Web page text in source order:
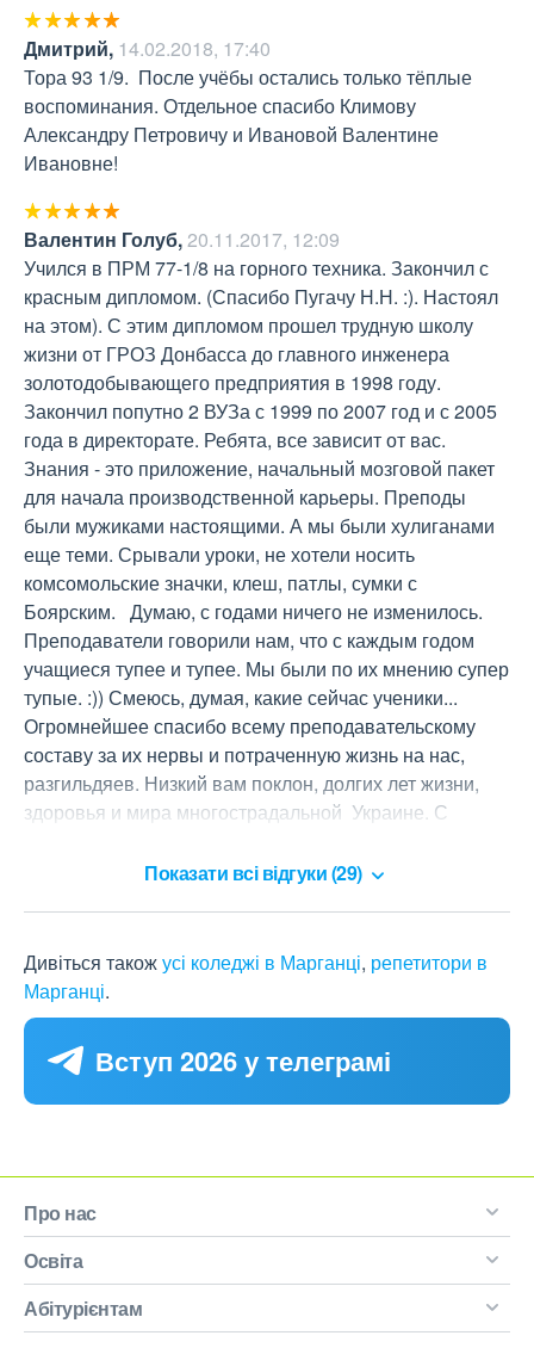
Дмитрий, 14.02.2018, 17:40
Тора 93 1/9.  После учёбы остались только тёплые
воспоминания. Отдельное спасибо Климову
Александру Петровичу и Ивановой Валентине
Ивановне!
Валентин Голуб,20.11.2017, 12:09
Учился в ПРМ 77-1/8 на горного техника. Закончил с
красным дипломом. (Спасибо Пугачу Н.Н. :). Настоял
на этом). С этим дипломом прошел трудную школу
жизни от ГРОЗ Донбасса до главного инженера
золотодобывающего предприятия в 1998 году.
Закончил попутно 2 ВУЗа с 1999 по 2007 год и с 2005
года в директорате. Ребята, все зависит от вас.
Знания - это приложение, начальный мозговой пакет
для начала производственной карьеры. Преподы
были мужиками настоящими. А мы были хулиганами
еще теми. Срывали уроки, не хотели носить
комсомольские значки, клеш, патлы, сумки с
Боярским.   Думаю, с годами ничего не изменилось.
Преподаватели говорили нам, что с каждым годом
учащиеся тупее и тупее. Мы были по их мнению супер
тупые. :)) Смеюсь, думая, какие сейчас ученики...
Огромнейшее спасибо всему преподавательскому
составу за их нервы и потраченную жизнь на нас,
разгильдяев. Низкий вам поклон, долгих лет жизни,
здоровья и мира многострадальной  Украине. С
Показати всі відгуки (29)
Дивіться такожусі коледжі в Марганці, репетитори в
Марганці.
Вступ 2026 у телеграмі
Про нас
Освіта
Абітурієнтам